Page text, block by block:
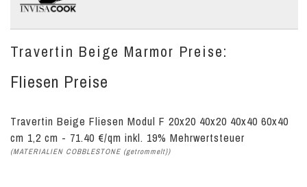
Travertin Beige Marmor Preise:
Fliesen Preise
Travertin Beige Fliesen Modul F 20x20 40x20 40x40 60x40
cm 1,2 cm - 71.40 €/qm inkl. 19% Mehrwertsteuer
(MATERIALIEN COBBLESTONE (getrommelt})